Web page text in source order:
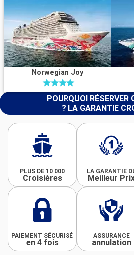
Norwegian Joy
POURQUOI RÉSERVER
? LA GARANTIE
PLUS DE 10 000
Croisières
LA GARANTIE
Meilleur Prix
PAIEMENT SÉCURISÉ
en 4 fois
ASSURANCE
annulation